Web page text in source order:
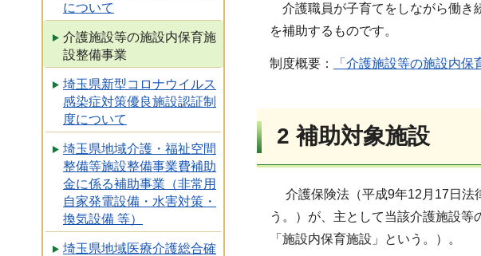
について
介護施設等の施設内保育施
設整備事業
埼玉県新型コロナウイルス
感染症対策優良施設認証制
度について
埼玉県地域介護・福祉空間
整備等施設整備事業費補助
金に係る補助事業（非常用
自家発電設備・水害対策・
換気設備 等）
埼玉県地域医療介護総合確
介護職員が子育てをしながら働き
を補助するものです。
制度概要： 「介護施設等の施設内
2 補助対象施設
介護保険法（平成9年12月17日法
う。）が、主として当該介護施設
「施設内保育施設」という。）。